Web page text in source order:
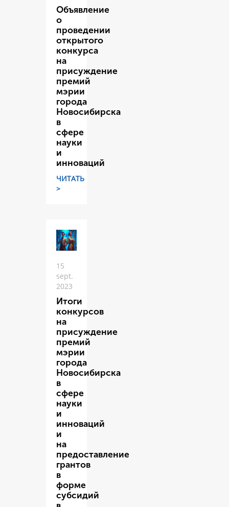
Объявление
о
проведении
открытого
конкурса
на
присуждение
премий
мэрии
города
Новосибирска
в
сфере
науки
и
инноваций
ЧИТАТЬ
>
15
sept.
2023
Итоги
конкурсов
на
присуждение
премий
мэрии
города
Новосибирска
в
сфере
науки
и
инноваций
и
на
предоставление
грантов
в
форме
субсидий